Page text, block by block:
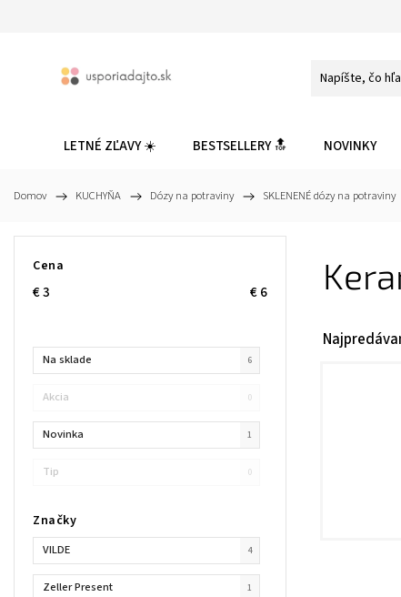
LETNÉ ZĽAVY ☀️ BESTSELLERY 🔝 NOVINKY
Domov / KUCHYŇA / Dózy na potraviny / SKLENENÉ dózy na potraviny
Cena
€3 €6
Na sklade 6
Akcia 0
Novinka 1
Tip 0
Značky
VILDE 4
Zeller Present 1